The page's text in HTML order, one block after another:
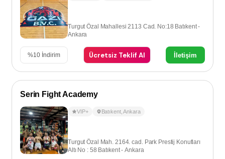
Turgut Özal Mahallesi 2113 Cad. No:18 Batıkent -
Ankara
%10 İndirim Ücretsiz Teklif Al İletişim
Serin Fight Academy
VIP+ Batıkent,Ankara
Turgut Özal Mah. 2164. cad. Park Prestij Konutları
Altı No : 58 Batıkent - Ankara